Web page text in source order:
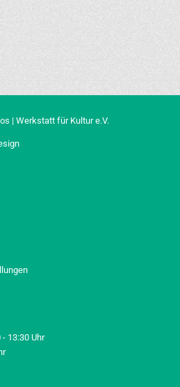
| Werkstatt für Kultur e.V.
13:30 Uhr